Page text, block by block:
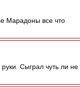
Марадоны все что
руки. Сыграл чуть ли не